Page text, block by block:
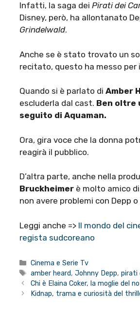
Infatti, la saga dei Pirati dei
Disney, però, ha allontanato
Grindelwald.
Anche se è stato trovato un
recitato, questo ha messo per
Quando si è parlato di Amber
escluderla dal cast. Ben oltre
seguito di Aquaman.
Ora, gira voce che la donna
reagirà il pubblico.
D’altra parte, anche nella
Bruckheimer è molto amico
non avere problemi con Depp
Leggi anche => Il mondo del
regista sudcoreano
Categorie
Cinema e Serie Tv
Tag
amber heard,Johnny Depp,pirati
Chi è Elaina Coker, la moglie del
Kidnap, trama e curiosità del